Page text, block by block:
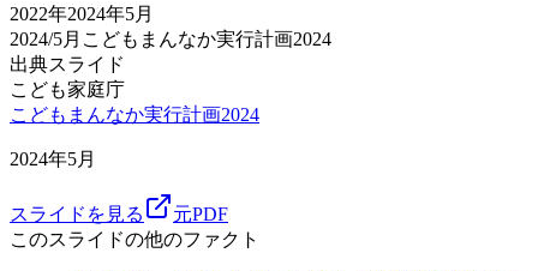
2022年2024年5月
2024/5月 こどもまんなか実行計画2024
出典スライド
こども家庭庁
こどもまんなか実行計画2024
2024年5月
スライドを見る
元PDF
このスライドの他のファクト